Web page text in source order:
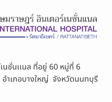
นชั่นเเนล ที่อยู่ 60 หมู่ที่ 6
ำเภอบางใหญ่ จังหวัดนนทบุรี